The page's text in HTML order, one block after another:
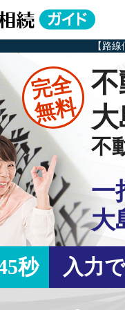
【路
完全
無料
不
不
一
大
秒 入力